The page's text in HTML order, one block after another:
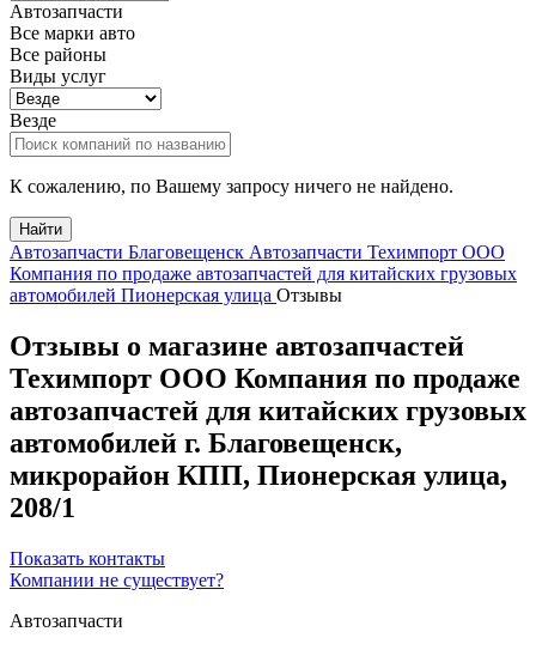
Автозапчасти
Все марки авто
Все районы
Виды услуг
Везде
К сожалению, по Вашему запросу ничего не найдено.
Найти
Автозапчасти Благовещенск Автозапчасти Техимпорт ООО
Компания по продаже автозапчастей для китайских грузовых
автомобилей Пионерская улица Отзывы
Отзывы о магазине автозапчастей
Техимпорт ООО Компания по продаже
автозапчастей для китайских грузовых
автомобилей г. Благовещенск,
микрорайон КПП, Пионерская улица,
208/1
Показать контакты
Компании не существует?
Автозапчасти